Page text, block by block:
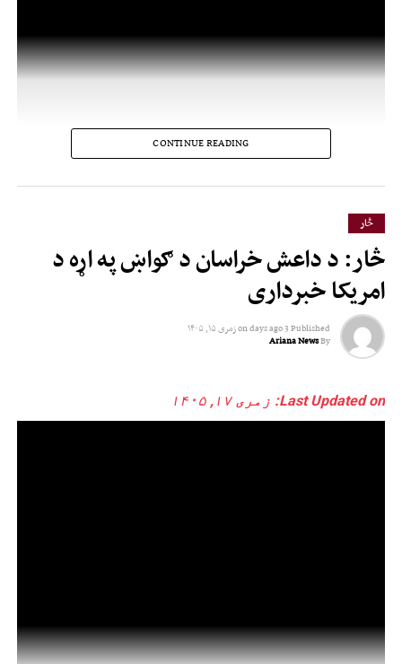
CONTINUE READING
څار
څار: د داعش خراسان د ګواښ په اړه د
امریکا خبرداری
Published
3 days ago
onزمری ۱۵, ۱۴۰۵
By
Ariana News
Last Updated on: زمری ۱۷, ۱۴۰۵